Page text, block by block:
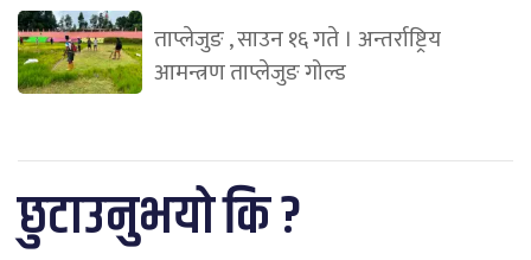
ताप्लेजुङ , साउन १६ गते । अन्तर्राष्ट्रिय
आमन्त्रण ताप्लेजुङ गोल्ड
छुटाउनुभयो कि ?